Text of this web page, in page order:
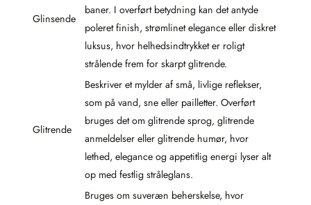
Glinsende
baner. I overført betydning kan det antyde
poleret finish, strømlinet elegance eller diskret
luksus, hvor helhedsindtrykket er roligt
strålende frem for skarpt glitrende.
Glitrende
Beskriver et mylder af små, livlige reflekser,
som på vand, sne eller pailletter. Overført
bruges det om glitrende sprog, glitrende
anmeldelser eller glitrende humør, hvor
lethed, elegance og appetitlig energi lyser alt
op med festlig stråleglans.
Bruges om suveræn beherskelse, hvor